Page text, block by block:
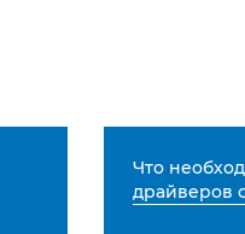
Что
драйверов